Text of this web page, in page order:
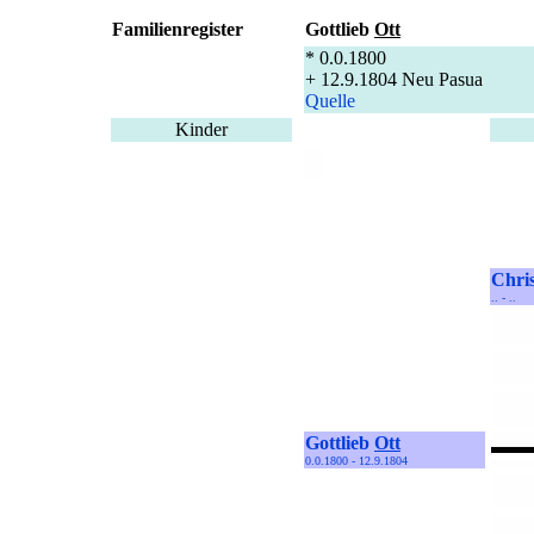
Familienregister Gottlieb Ott
* 0.0.1800
+ 12.9.1804 Neu Pasua
Quelle
Kinder
.. - ..
Gottlieb Ott
0.0.1800 - 12.9.1804